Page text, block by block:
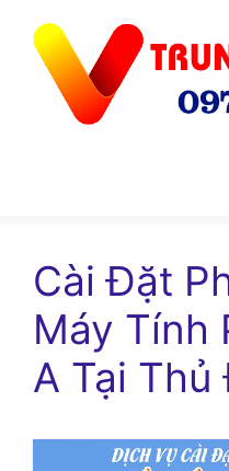
Cài Đặt
Máy Tính
A Tại